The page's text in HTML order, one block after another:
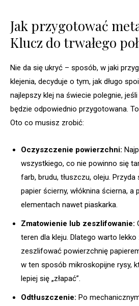
Jak przygotować
Klucz do trwałego
Nie da się ukryć – sposób, w jaki
klejenia, decyduje o tym, jak długo
najlepszy klej na świecie polegnie,
będzie odpowiednio przygotowana.
Oto co musisz zrobić:
Oczyszczenie powierzchni:
wszystkiego, co nie powinno się
farb, brudu, tłuszczu, oleju.
papier ścierny, włóknina ścierna, a
elementach nawet piaskarka.
Zmatowienie lub zeszlifowanie:
teren dla kleju. Dlatego warto
zeszlifować powierzchnię
w ten sposób mikroskopijne rysy,
lepiej się „złapać”.
Odtłuszczenie: Po